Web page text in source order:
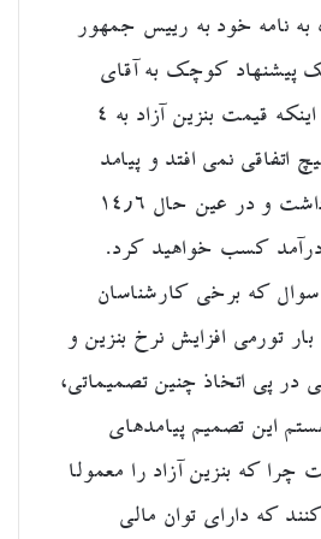
به نامه خود به رییس جمهور
کوچک به آقای
رییسی دادم مبنی بر اینکه قیمت بنزین آزاد به ۴
اتفاقی نمی افتد و پیامد
تورمی هم نخواهد داشت و در عین حال ۱۴٫۶
درآمد کسب خواهید کرد.
که برخی کارشناسان
تورمی افزایش نرخ بنزین و
در پی اتخاذ چنین تصمیماتی،
این تصمیم پیامدهای
چرا که بنزین آزاد را معمولا
که دارای توان مالی